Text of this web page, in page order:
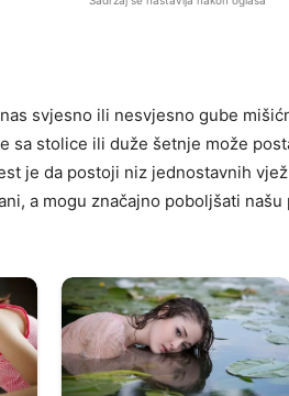
svjesno ili nesvjesno gube
sa stolice ili duže šetnje može
je da postoji niz jednostavnih
a mogu značajno poboljšati